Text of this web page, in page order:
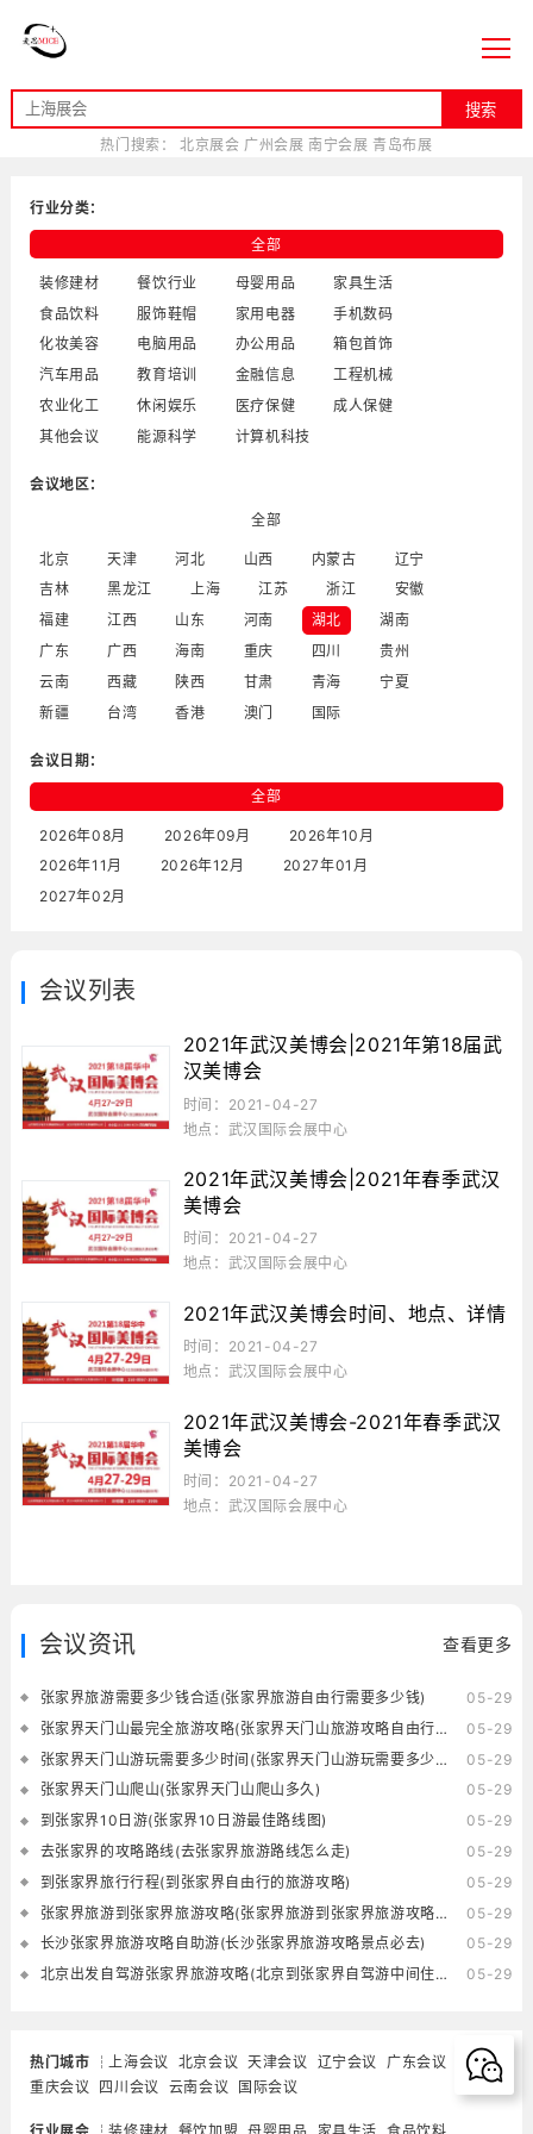
搜索
热门搜索：
北京展会 广州会展 南宁会展 青岛布展
行业分类：
全部
装修建材 餐饮行业 母婴用品
家具生活
食品饮料
服饰鞋帽 家用电器
手机数码
化妆美容
电脑用品 办公用品
箱包首饰
汽车用品
教育培训 金融信息
工程机械
农业化工
休闲娱乐 医疗保健
成人保健
其他会议
能源科学 计算机科技
会议地区：
全部
北京 天津 河北 山西 内蒙古
辽宁
吉林
黑龙江 上海 江苏 浙江
安徽
福建
江西 山东 河南 湖北
湖南
广东
广西 海南 重庆 四川
贵州
云南
西藏 陕西 甘肃 青海
宁夏
新疆
台湾 香港 澳门 国际
会议日期：
全部
2026年08月 2026年09月
2026年10月
2026年11月
2026年12月
2027年01月
2027年02月
会议列表
2021年武汉美博会|2021年第18届武
汉美博会
时间：2021-04-27
地点：武汉国际会展中心
2021年武汉美博会|2021年春季武汉
美博会
时间：2021-04-27
地点：武汉国际会展中心
2021年武汉美博会时间、地点、详情
时间：2021-04-27
地点：武汉国际会展中心
2021年武汉美博会-2021年春季武汉
美博会
时间：2021-04-27
地点：武汉国际会展中心
会议资讯 查看更多
张家界旅游需要多少钱合适(张家界旅游自由行需要多少钱)
05-29
张家界天门山最完全旅游攻略(张家界天门山旅游攻略自由行三天)
05-29
张家界天门山游玩需要多少时间(张家界天门山游玩需要多少时间的核酸)
05-29
张家界天门山爬山(张家界天门山爬山多久)
05-29
到张家界10日游(张家界10日游最佳路线图)
05-29
去张家界的攻略路线(去张家界旅游路线怎么走)
05-29
到张家界旅行行程(到张家界自由行的旅游攻略)
05-29
张家界旅游到张家界旅游攻略(张家界旅游到张家界旅游攻略一日游)
05-29
长沙张家界旅游攻略自助游(长沙张家界旅游攻略景点必去)
05-29
北京出发自驾游张家界旅游攻略(北京到张家界自驾游中间住在哪里好)
05-29
热门城市 上海会议 北京会议 天津会议 辽宁会议
广东会议
重庆会议
四川会议 云南会议 国际会议